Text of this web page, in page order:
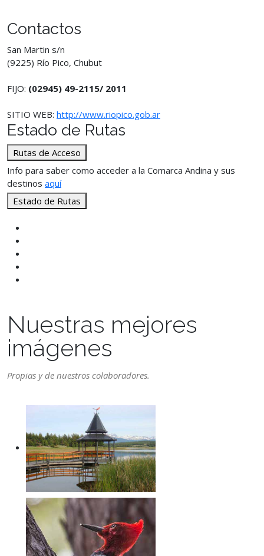
Contactos
San Martin s/n
(9225) Río Pico, Chubut
FIJO: (02945) 49-2115/ 2011
SITIO WEB: http://www.riopico.gob.ar
Estado de Rutas
Rutas de Acceso
Info para saber como acceder a la Comarca Andina y sus
destinos aquí
Estado de Rutas
Nuestras mejores
imágenes
Propias y de nuestros colaboradores.